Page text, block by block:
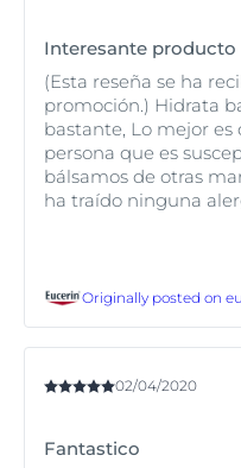
Interesante producto
(Esta reseña se ha
promoción.) Hidrata
bastante, Lo mejor
persona que es
bálsamos de otras
ha traído ninguna
Originally posted on
02/04/2020
Fantastico